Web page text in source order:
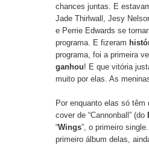
chances juntas. E
Jade Thirlwall, Jesy
e Perrie Edwards se
programa. E fizeram
programa, foi a primeira
ganhou! E que vitória
muito por elas. As
Por enquanto elas só
cover de “Cannonball ” (do
“Wings”, o primeiro
primeiro álbum delas,